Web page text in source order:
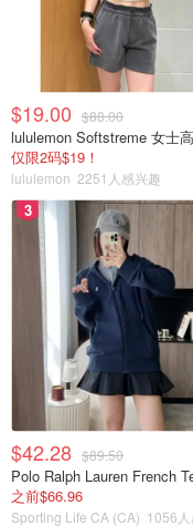
$19.00 $88.00
仅限2码$19！
lululemon 2251人感兴趣
3
$42.28 $89.50
之前$66.96
Sporting Life CA (CA) 1056